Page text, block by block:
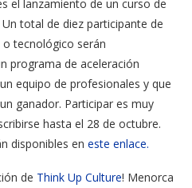
el lanzamiento de un curso de
total de diez participante de
tecnológico serán
programa de aceleración
equipo de profesionales y que
ganador. Participar es muy
hasta el 28 de octubre.
disponibles en este enlace.
de Think Up Culture! Menorca